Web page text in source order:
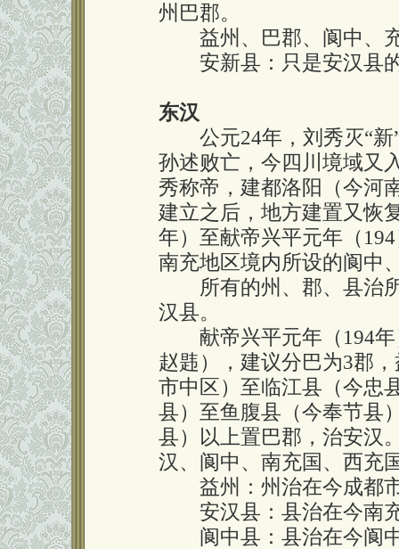
州巴郡。
益州、巴郡、阆中、充
安新县：只是安汉县的
东汉
公元24年，刘秀灭“新”
孙述败亡，今四川境域又
秀称帝，建都洛阳（今河
建立之后，地方建置又恢
年）至献帝兴平元年（
南充地区境内所设的阆中
所有的州、郡、县治所
汉县。
献帝兴平元年（194年
赵韪），建议分巴为3郡
市中区）至临江县（今忠
县）至鱼腹县（今奉节县
县）以上置巴郡，治安汉
汉、阆中、南充国、西充
益州：州治在今成都
安汉县：县治在今南充
阆中县：县治在今阆